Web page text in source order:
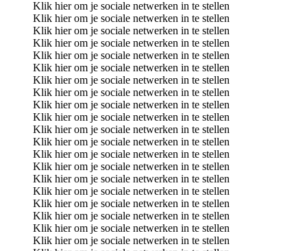
Klik hier om je sociale netwerken in te stellen
Klik hier om je sociale netwerken in te stellen
Klik hier om je sociale netwerken in te stellen
Klik hier om je sociale netwerken in te stellen
Klik hier om je sociale netwerken in te stellen
Klik hier om je sociale netwerken in te stellen
Klik hier om je sociale netwerken in te stellen
Klik hier om je sociale netwerken in te stellen
Klik hier om je sociale netwerken in te stellen
Klik hier om je sociale netwerken in te stellen
Klik hier om je sociale netwerken in te stellen
Klik hier om je sociale netwerken in te stellen
Klik hier om je sociale netwerken in te stellen
Klik hier om je sociale netwerken in te stellen
Klik hier om je sociale netwerken in te stellen
Klik hier om je sociale netwerken in te stellen
Klik hier om je sociale netwerken in te stellen
Klik hier om je sociale netwerken in te stellen
Klik hier om je sociale netwerken in te stellen
Klik hier om je sociale netwerken in te stellen